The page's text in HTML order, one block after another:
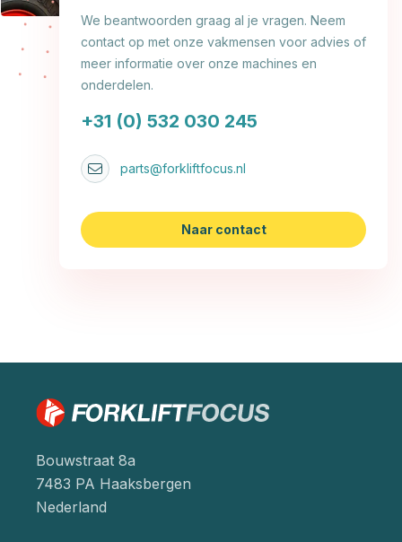
We beantwoorden graag al je vragen. Neem
contact op met onze vakmensen voor advies of
meer informatie over onze machines en
onderdelen.
+31 (0) 532 030 245
parts@forkliftfocus.nl
Naar contact
Bouwstraat 8a
7483 PA Haaksbergen
Nederland